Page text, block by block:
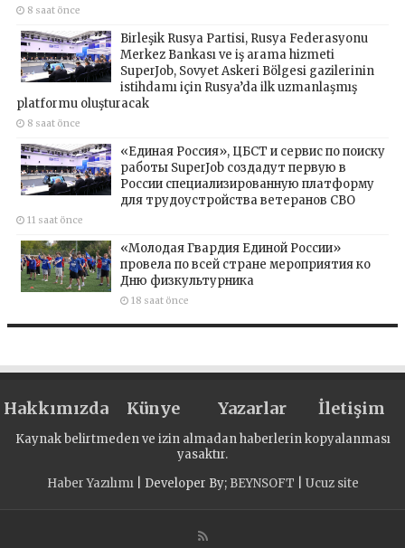
8 saat önce
Birleşik Rusya Partisi, Rusya Federasyonu
Merkez Bankası ve iş arama hizmeti
SuperJob, Sovyet Askeri Bölgesi gazilerinin
istihdamı için Rusya’da ilk uzmanlaşmış
platformu oluşturacak
8 saat önce
«Единая Россия», ЦБСТ и сервис по поиску
работы SuperJob создадут первую в
России специализированную платформу
для трудоустройства ветеранов СВО
11 saat önce
«Молодая Гвардия Единой России»
провела по всей стране мероприятия ко
Дню физкультурника
18 saat önce
Hakkımızda Künye Yazarlar İletişim
Kaynak belirtmeden ve izin almadan haberlerin kopyalanması
yasaktır.
Haber Yazılımı| Developer By; BEYNSOFT Ucuz site